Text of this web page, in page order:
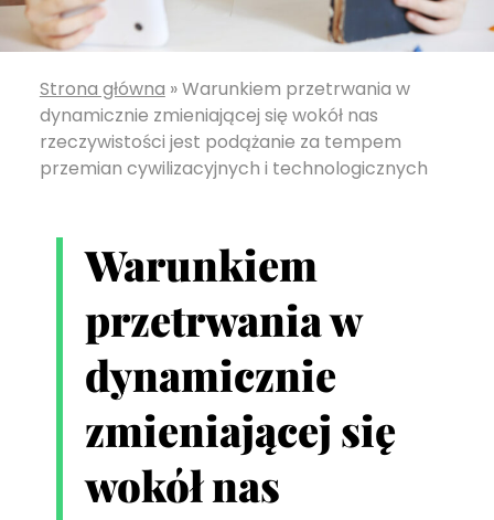
Strona główna »Warunkiem przetrwania w
dynamicznie zmieniającej się wokół nas
rzeczywistości jest podążanie za tempem
przemian cywilizacyjnych i technologicznych
Warunkiem
przetrwania w
dynamicznie
zmieniającej się
wokół nas